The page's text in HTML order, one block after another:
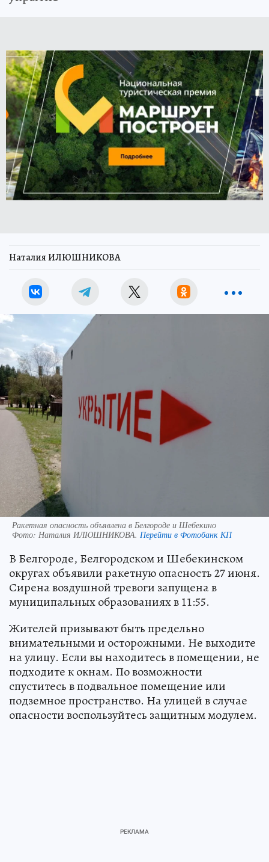
Наталия ИЛЮШНИКОВА
Ракетная опасность объявлена в Белгороде и Шебекино
Фото: Наталия ИЛЮШНИКОВА. Перейти в Фотобанк КП
В Белгороде, Белгородском и Шебекинском
округах объявили ракетную опасность 27 июня.
Сирена воздушной тревоги запущена в
муниципальных образованиях в 11:55.
Жителей призывают быть предельно
внимательными и осторожными. Не выходите
на улицу. Если вы находитесь в помещении, не
подходите к окнам. По возможности
спуститесь в подвальное помещение или
подземное пространство. На улицей в случае
опасности воспользуйтесь защитным модулем.